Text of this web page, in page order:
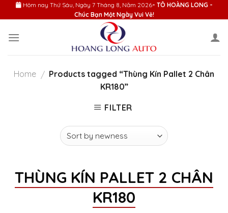
to
Hôm nay Thứ Sáu, Ngày 7 Tháng 8, Năm 2026- TÔ HOÀNG LONG -
Chúc Bạn Một Ngày Vui Vẻ!
Home / Products tagged “Thùng Kín Pallet 2 Chân
KR180”
FILTER
THÙNG KÍN PALLET 2 CHÂN
KR180